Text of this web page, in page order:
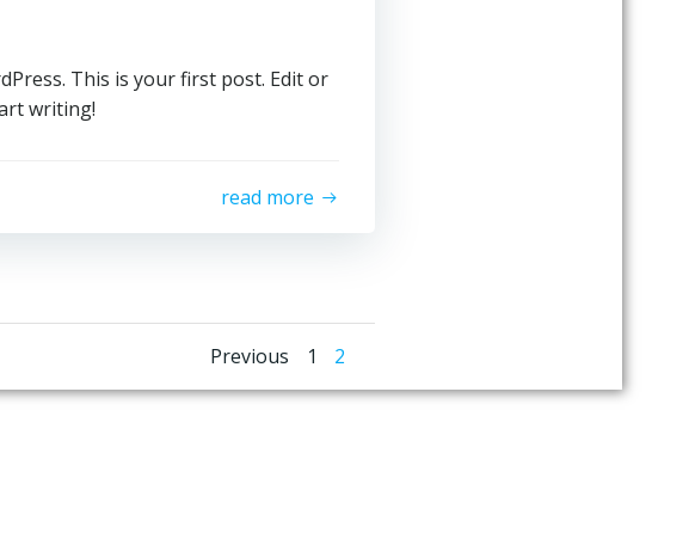
This is your first post. Edit or
writing!
read more
Posts
Previous
Posts
Page
1 Page
2